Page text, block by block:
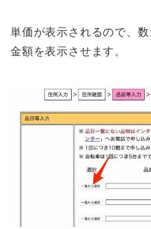
単価が表示されるので、
金額を表示させます。